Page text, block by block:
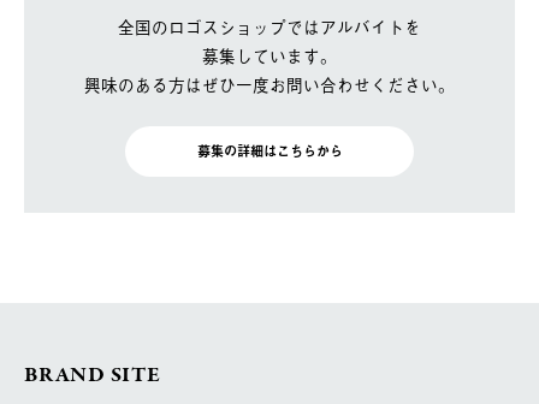
全国のロゴスショップではアルバイトを
募集しています。
興味のある方はぜひ一度お問い合わせください。
募集の詳細はこちらから
BRAND SITE